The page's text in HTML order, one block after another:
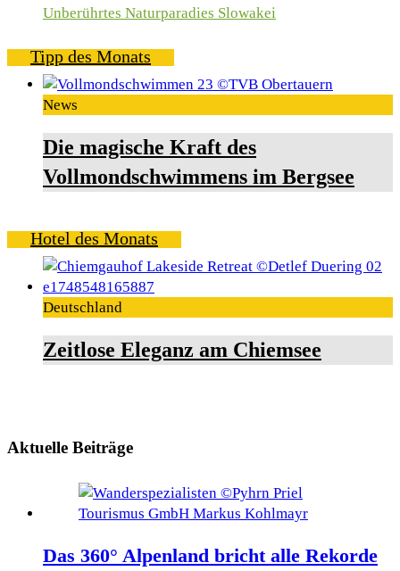
Unberührtes Naturparadies Slowakei
Tipp des Monats
News
Die magische Kraft des
Vollmondschwimmens im Bergsee
Hotel des Monats
Deutschland
Zeitlose Eleganz am Chiemsee
Aktuelle Beiträge
Das 360° Alpenland bricht alle Rekorde